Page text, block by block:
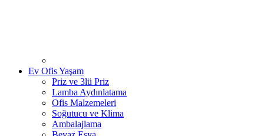
Ev Ofis Yaşam
Priz ve 3lü Priz
Lamba Aydınlatama
Ofis Malzemeleri
Soğutucu ve Klima
Ambalajlama